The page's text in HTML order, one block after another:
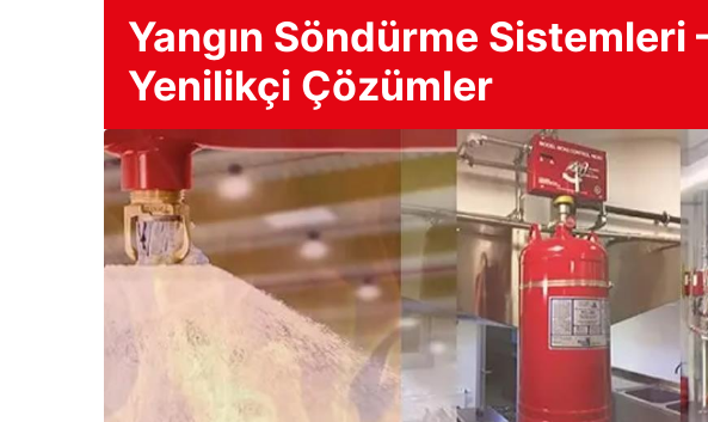
Yangın Söndürme Sistemleri
Yenilikçi Çözümler